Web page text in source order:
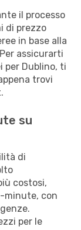
il processo
di prezzo
in base alla
assicurarti
per Dublino, ti
trovi
su
di
costosi,
minute, con
per le